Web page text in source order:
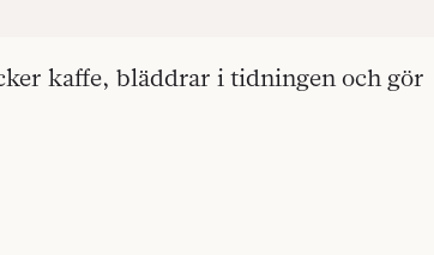
kaffe, bläddrar i tidningen och gör